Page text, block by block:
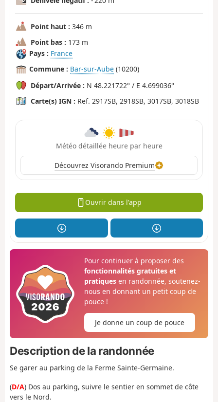
Point haut : 346 m
Point bas : 173 m
Pays : France
Commune : Bar-sur-Aube (10200)
Départ/Arrivée : N 48.221722° / E 4.699036°
Carte(s) IGN : Ref. 2917SB, 2918SB, 3017SB, 3018SB
Météo détaillée heure par heure
Découvrez Visorando Premium
Ouvrir dans l'app
Pour continuer à proposer des
fonctionnalités gratuites et
pratiquesen randonnée, soutenez-
nous en donnant un petit coup de
pouce !
Je donne un coup de pouce
Description de la randonnée
Se garer au parking de la Ferme Sainte-Germaine.
(D/A) Dos au parking, suivre le sentier en sommet de côte
vers le Nord.